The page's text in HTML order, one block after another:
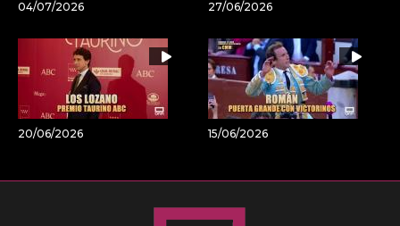
04/07/2026 27/06/2026
20/06/2026 15/06/2026